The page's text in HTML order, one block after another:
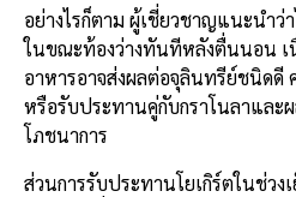
อย่างไรก็ตาม ผู้เชี่ยวชาญแนะนำว่
ในขณะท้องว่างทันทีหลังตื่นนอน เนื่
อาหารอาจส่งผลต่อจุลินทรีย์ชนิดดี
หรือรับประทานคู่กับกราโนลาและ
โภชนาการ
ส่วนการรับประทานโยเกิร์ตในช่ว